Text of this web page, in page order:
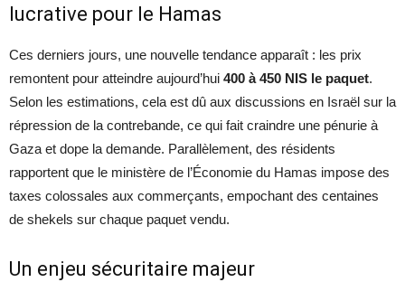
lucrative pour le Hamas
Ces derniers jours, une nouvelle tendance apparaît : les prix
remontent pour atteindre aujourd’hui 400 à 450 NIS le paquet.
Selon les estimations, cela est dû aux discussions en Israël sur la
répression de la contrebande, ce qui fait craindre une pénurie à
Gaza et dope la demande. Parallèlement, des résidents
rapportent que le ministère de l’Économie du Hamas impose des
taxes colossales aux commerçants, empochant des centaines
de shekels sur chaque paquet vendu.
Un enjeu sécuritaire majeur